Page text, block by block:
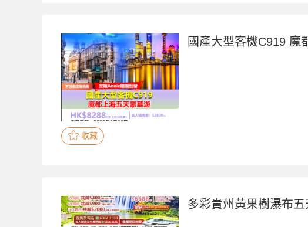
收藏
國產大型客機C919 魔
多彩貴州黃果樹瀑布五